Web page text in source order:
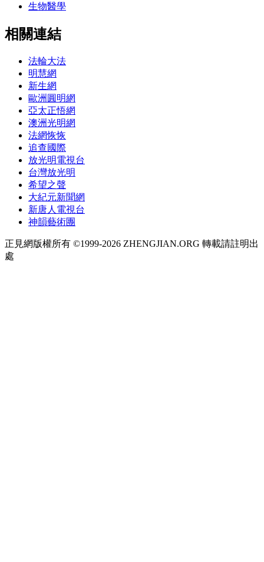
生物醫學
相關連結
法輪大法
明慧網
新生網
歐洲圓明網
亞太正悟網
澳洲光明網
法網恢恢
追查國際
放光明電視台
台灣放光明
希望之聲
大紀元新聞網
新唐人電視台
神韻藝術團
正見網版權所有 ©1999-2026 ZHENGJIAN.ORG 轉載請註明出
處